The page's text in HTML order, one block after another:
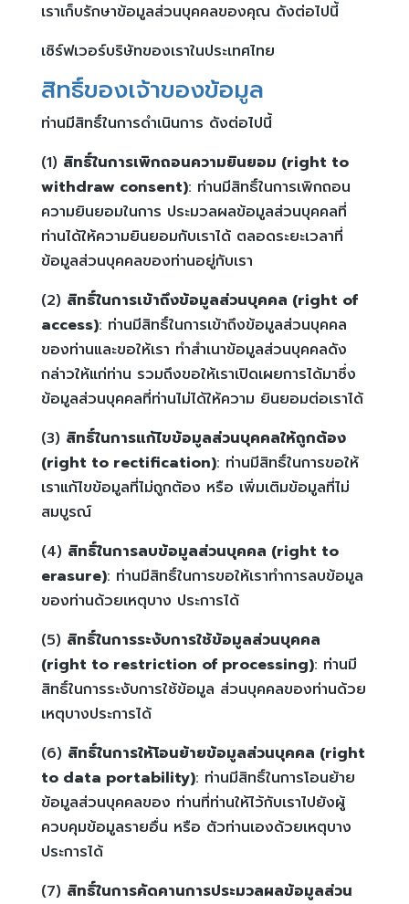
เราเก็บรักษาข้อมูลส่วนบุคคลของคุณ ดังต่อไปนี้
เซิร์ฟเวอร์บริษัทของเราในประเทศไทย
สิทธิ์ของเจ้าของข้อมูล
ท่านมีสิทธิ์ในการดำเนินการ ดังต่อไปนี้
(1) สิทธิ์ในการเพิกถอนความยินยอม (right to
withdraw consent): ท่านมีสิทธิ์ในการเพิกถอน
ความยินยอมในการ ประมวลผลข้อมูลส่วนบุคคลที่
ท่านได้ให้ความยินยอมกับเราได้ ตลอดระยะเวลาที่
ข้อมูลส่วนบุคคลของท่านอยู่กับเรา
(2) สิทธิ์ในการเข้าถึงข้อมูลส่วนบุคคล (right of
access): ท่านมีสิทธิ์ในการเข้าถึงข้อมูลส่วนบุคคล
ของท่านและขอให้เรา ทำสำเนาข้อมูลส่วนบุคคลดัง
กล่าวให้แก่ท่าน รวมถึงขอให้เราเปิดเผยการได้มาซึ่ง
ข้อมูลส่วนบุคคลที่ท่านไม่ได้ให้ความ ยินยอมต่อเราได้
(3) สิทธิ์ในการแก้ไขข้อมูลส่วนบุคคลให้ถูกต้อง
(right to rectification): ท่านมีสิทธิ์ในการขอให้
เราแก้ไขข้อมูลที่ไม่ถูกต้อง หรือ เพิ่มเติมข้อมูลที่ไม่
สมบูรณ์
(4) สิทธิ์ในการลบข้อมูลส่วนบุคคล (right to
erasure): ท่านมีสิทธิ์ในการขอให้เราทำการลบข้อมูล
ของท่านด้วยเหตุบาง ประการได้
(5) สิทธิ์ในการระงับการใช้ข้อมูลส่วนบุคคล
(right to restriction of processing): ท่านมี
สิทธิ์ในการระงับการใช้ข้อมูล ส่วนบุคคลของท่านด้วย
เหตุบางประการได้
(6) สิทธิ์ในการให้โอนย้ายข้อมูลส่วนบุคคล (right
to data portability): ท่านมีสิทธิ์ในการโอนย้าย
ข้อมูลส่วนบุคคลของ ท่านที่ท่านให้ไว้กับเราไปยังผู้
ควบคุมข้อมูลรายอื่น หรือ ตัวท่านเองด้วยเหตุบาง
ประการได้
(7) สิทธิ์ในการคัดคานการประมวลผลข้อมูลส่วน